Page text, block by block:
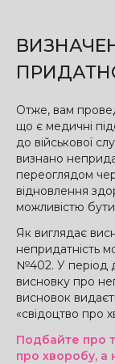
Отже, вам
що є медичні
до військової
визнано
переоглядом
відновлення
можливістю
Як виглядає
непридатність
№402. У період
висновку про
висновок
«свідоцтво про
Подбайте про
про хворобу, а